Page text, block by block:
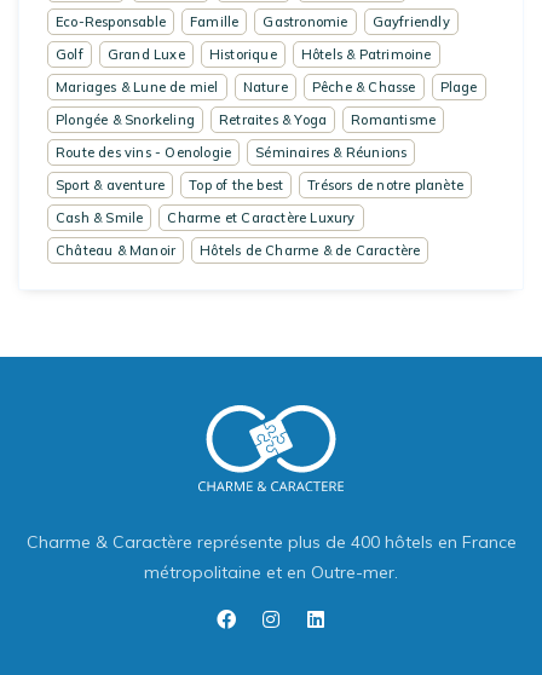
Eco-Responsable
Famille Gastronomie
Gayfriendly
Golf
Grand Luxe Historique
Hôtels & Patrimoine
Mariages & Lune de miel
Nature Pêche & Chasse
Plage
Plongée & Snorkeling
Retraites & Yoga
Romantisme
Route des vins - Oenologie
Séminaires & Réunions
Sport & aventure
Top of the best
Trésors de notre planète
Cash & Smile
Charme et Caractère Luxury
Château & Manoir
Hôtels de Charme & de Caractère
Charme & Caractère représente plus de 400 hôtels en France
métropolitaine et en Outre-mer.